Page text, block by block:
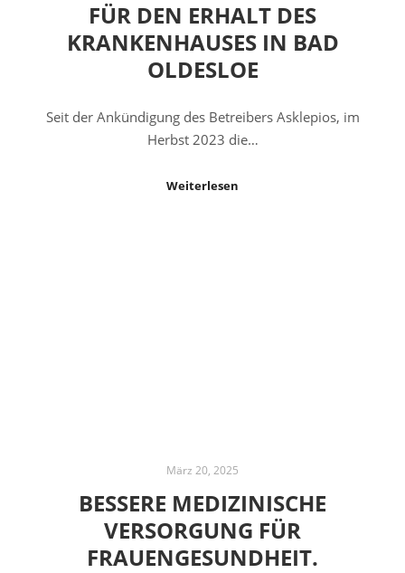
FÜR DEN ERHALT DES
KRANKENHAUSES IN BAD
OLDESLOE
Seit der Ankündigung des Betreibers Asklepios, im
Herbst 2023 die…
Weiterlesen
März 20, 2025
BESSERE MEDIZINISCHE
VERSORGUNG FÜR
FRAUENGESUNDHEIT.